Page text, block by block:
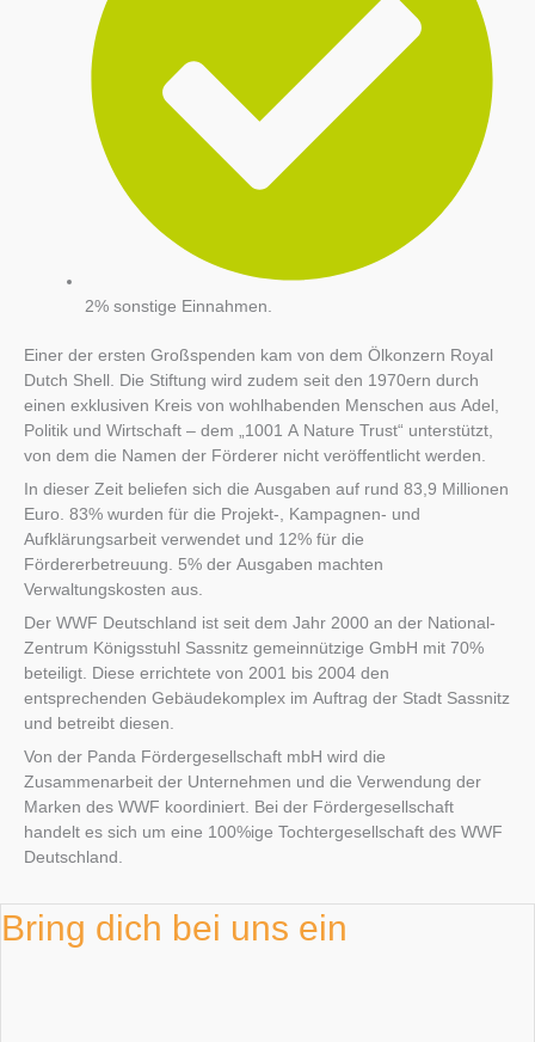
2% sonstige Einnahmen.
Einer der ersten Großspenden kam von dem Ölkonzern Royal
Dutch Shell. Die Stiftung wird zudem seit den 1970ern durch
einen exklusiven Kreis von wohlhabenden Menschen aus Adel,
Politik und Wirtschaft – dem „1001 A Nature Trust“ unterstützt,
von dem die Namen der Förderer nicht veröffentlicht werden.
In dieser Zeit beliefen sich die Ausgaben auf rund 83,9 Millionen
Euro. 83% wurden für die Projekt-, Kampagnen- und
Aufklärungsarbeit verwendet und 12% für die
Fördererbetreuung. 5% der Ausgaben machten
Verwaltungskosten aus.
Der WWF Deutschland ist seit dem Jahr 2000 an der National-
Zentrum Königsstuhl Sassnitz gemeinnützige GmbH mit 70%
beteiligt. Diese errichtete von 2001 bis 2004 den
entsprechenden Gebäudekomplex im Auftrag der Stadt Sassnitz
und betreibt diesen.
Von der Panda Fördergesellschaft mbH wird die
Zusammenarbeit der Unternehmen und die Verwendung der
Marken des WWF koordiniert. Bei der Fördergesellschaft
handelt es sich um eine 100%ige Tochtergesellschaft des WWF
Deutschland.
Bring dich bei uns ein